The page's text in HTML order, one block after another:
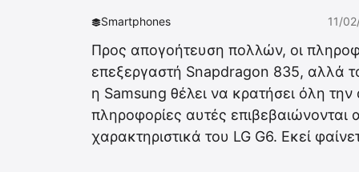
Smartphones 11/
Προς απογοήτευση πολλών, οι
επεξεργαστή Snapdragon 835, αλλά
η Samsung θέλει να κρατήσει όλη
πληροφορίες αυτές επιβεβαιώνονται
χαρακτηριστικά του LG G6. Εκεί